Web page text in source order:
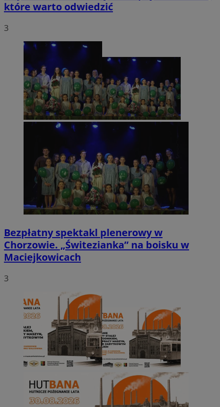
które warto odwiedzić
3
Bezpłatny spektakl plenerowy w
Chorzowie. „Świtezianka” na boisku w
Maciejkowicach
3